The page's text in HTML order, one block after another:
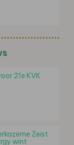
21e KVK
Zeist
wint